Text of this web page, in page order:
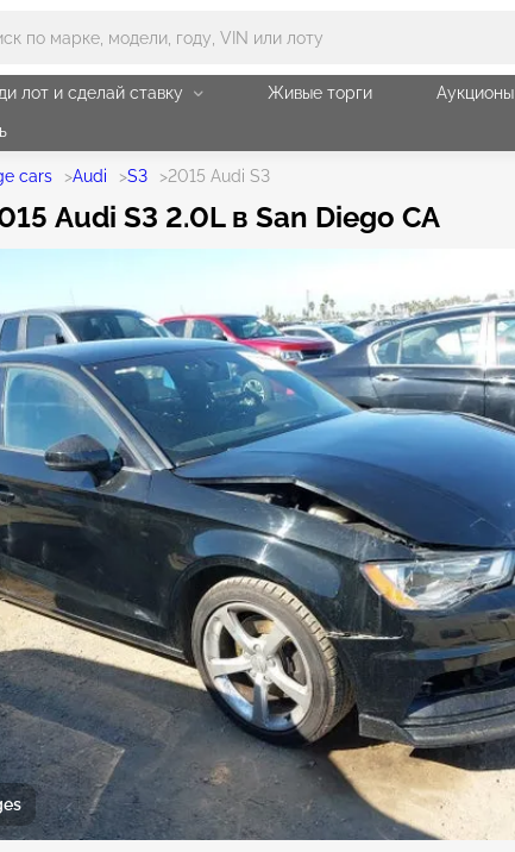
лот и сделай ставку Живые торги Аукционы
cars >Audi >S3 >2015 Audi S3
Audi S3 2.0L в San Diego CA